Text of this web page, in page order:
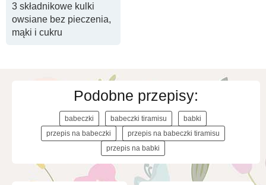
3 składnikowe kulki
owsiane bez pieczenia,
mąki i cukru
Podobne przepisy:
babeczki babeczki tiramisu
babki
przepis na babeczki
przepis na babeczki tiramisu
przepis na babki